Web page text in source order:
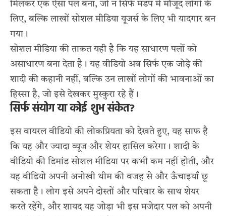
मिलकर एक ऐसा पल बना, जो न सिर्फ मंडप में मौजूद लोगों के
लिए, बल्कि लाखों सोशल मीडिया यूजर्स के लिए भी यादगार बन
गया।
सोशल मीडिया की ताकत यही है कि यह साधारण पलों को
असाधारण बना देता है। यह वीडियो अब सिर्फ एक जोड़े की
शादी की कहानी नहीं, बल्कि उन लाखों लोगों की भावनाओं का
हिस्सा है, जो इसे देखकर मुस्कुरा रहे हैं।
सिर्फ संयोग या कोई शुभ संकेत?
इस वायरल वीडियो की लोकप्रियता को देखते हुए, यह साफ है
कि यह और ज्यादा व्यूज और शेयर हासिल करेगा। शादी के
वीडियो की डिमांड सोशल मीडिया पर कभी कम नहीं होती, और
यह वीडियो अपनी अनोखी थीम की वजह से और ऊँचाइयाँ छू
सकता है। लोग इसे अपने दोस्तों और परिवार के साथ शेयर
करते रहेंगे, और शायद यह जोड़ा भी इस मजेदार पल को अपनी